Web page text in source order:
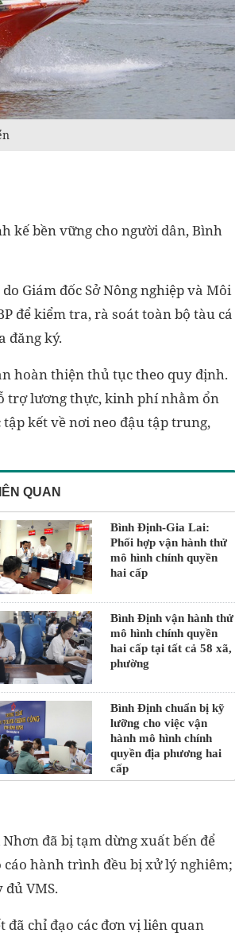
kế bền vững cho người dân, Bình
Giám đốc Sở Nông nghiệp và Môi
để kiểm tra, rà soát toàn bộ tàu cá
đăng ký.
hoàn thiện thủ tục theo quy định.
trợ lương thực, kinh phí nhằm ổn
kết về nơi neo đậu tập trung,
QUAN
Bình Định-Gia Lai:
Phối hợp vận hành thử
mô hình chính quyền
hai cấp
Bình Định vận hành thử
mô hình chính quyền
hai cấp tại tất cả 58 xã,
phường
Bình Định chuẩn bị kỹ
lưỡng cho việc vận
hành mô hình chính
quyền địa phương hai
cấp
đã bị tạm dừng xuất bến để
cáo hành trình đều bị xử lý nghiêm;
VMS.
đã chỉ đạo các đơn vị liên quan